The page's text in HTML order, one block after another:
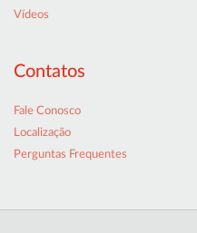
Vídeos
Contatos
Fale Conosco
Localização
Perguntas Frequentes